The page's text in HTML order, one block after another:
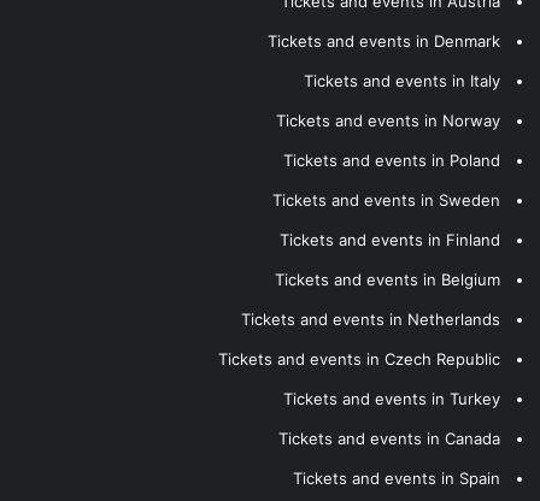
Tickets and events in Denmark
Tickets and events in Italy
Tickets and events in Norway
Tickets and events in Poland
Tickets and events in Sweden
Tickets and events in Finland
Tickets and events in Belgium
Tickets and events in Netherlands
Tickets and events in Czech Republic
Tickets and events in Turkey
Tickets and events in Canada
Tickets and events in Spain